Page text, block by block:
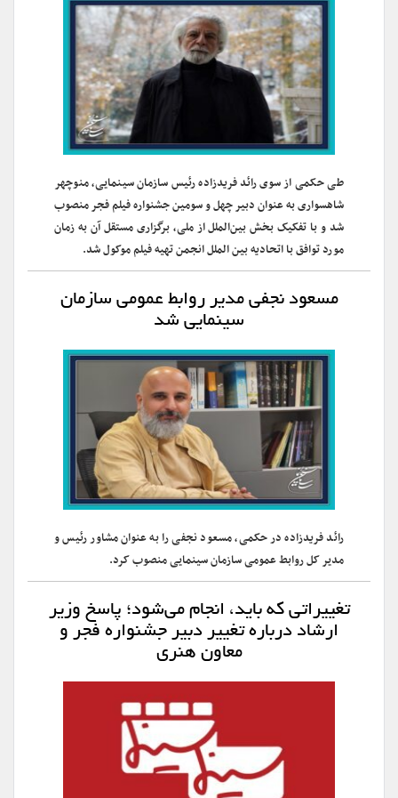
طی حکمی از سوی رائد فریدزاده رئیس سازمان سینمایی، منوچهر
شاهسواری به عنوان دبیر چهل و سومین جشنواره فیلم فجر منصوب
شد و با تفکیک بخش بین‌الملل از ملی، برگزاری مستقل آن به زمان
مورد توافق با اتحادیه بین الملل انجمن تهیه فیلم موکول شد.
مسعود نجفی مدیر روابط عمومی سازمان
سینمایی شد
رائد فریدزاده در حکمی، مسعود نجفی را به عنوان مشاور رئیس و
مدیر کل روابط عمومی سازمان سینمایی منصوب کرد.
تغییراتی که باید، انجام می‌شود؛ پاسخ وزیر
ارشاد درباره تغییر دبیر جشنواره فجر و
معاون هنری